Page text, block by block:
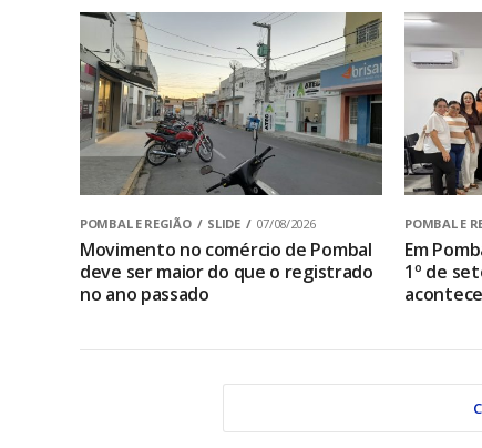
POMBAL E REGIÃO SLIDE 07/08/2026
Movimento no comércio de Pombal
deve ser maior do que o registrado
no ano passado
POMBAL E
Em
1º de